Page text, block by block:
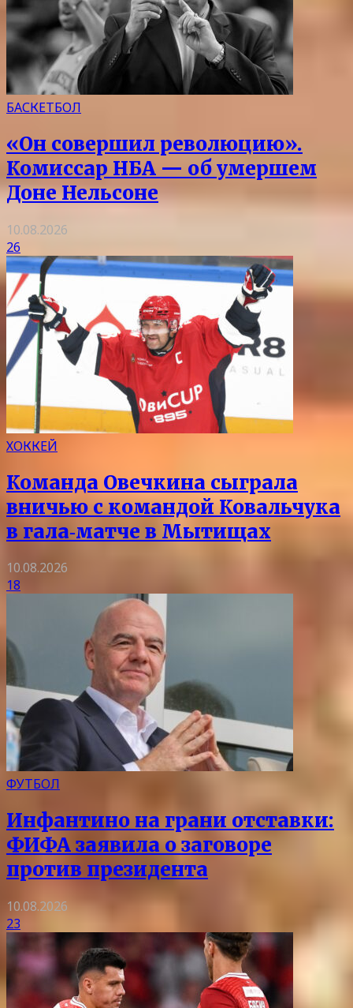
БАСКЕТБОЛ
«Он совершил революцию».
Комиссар НБА — об умершем
Доне Нельсоне
10.08.2026
26
ХОККЕЙ
Команда Овечкина сыграла
вничью с командой Ковальчука
в гала‑матче в Мытищах
10.08.2026
18
ФУТБОЛ
Инфантино на грани отставки:
ФИФА заявила о заговоре
против президента
10.08.2026
23